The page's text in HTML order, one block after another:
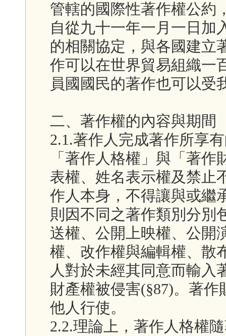
管轄的國際性著作權公約
自從九十一年一月一日加
的相關協定，與各國建立
作可以在世界貿易組織一
員國國民的著作也可以受
二、著作權的內容與期間
2.1.著作人完成著作所享
「著作人格權」與「著
表權、姓名表示權及禁止
作人本身，不得讓與或繼
則因不同之著作類別分別
送權、公開上映權、公開
權、改作權與編輯權、散
人對於未經其同意而輸入
財產權被侵害(§87)。著
他人行使。
2.2.理論上，著作人格權